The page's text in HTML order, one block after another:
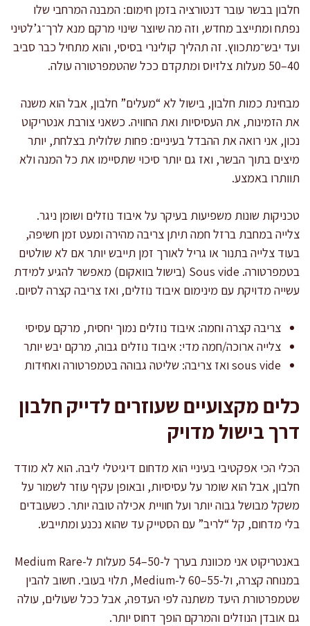
חלבון בבשר עובר דנטורציה בזמן חימום: המבנה המרחבי שלו
נפתח ומתייצב מחדש, וזה מה שיוצר שינוי מרקם מנא לרך־ג’לטיני
ועד יבש־מתכווץ. זה תהליך קולינרי בסיסי, והוא מתחיל כבר סביב
40–50 מעלות צלזיוס ומתקדם ככל שהטמפרטורה עולה.
מבחינת כמות חלבון, בישול לא “מעלים” חלבון, אבל הוא משנה
את הזמינות, את העסיסיות ואת החוויה. כשאני צורבת אנטריקוט
נכון, אני רואה את ההבדל בעיניים: פחות שלולית בצלחת, יותר
מיצים בתוך הבשר, ואז גם יותר סיכוי שתסיימו את כל המנה ולא
תוותרו באמצע.
טכניקות שונות משפיעות בעיקר על איבוד נוזלים ושומן ניגר.
צלייה במחבת ברזל חמה תיתן צריבה מהירה ומעט זמן חשיפה,
בעוד צלייה בתנור או גריל לאורך זמן תייבש יותר אם לא שולטים
בטמפרטורה. Sous vide (בישול בוואקום) מאפשר להגיע למידת
עשייה מדויקת עם מינימום איבוד נוזלים, ואז צריבה קצרה לסיום.
צריבה קצרה וחמה: איבוד נוזלים נמוך יחסית, מרקם עסיסי
צלייה ארוכה/חמה מדי: איבוד נוזלים גבוה, מרקם יבש יותר
sous vide ואז צריבה: שליטה גבוהה בטמפרטורה ואחידות
כלים מקצועיים שעוזרים לדייק חלבון
דרך בישול מדויק
הכלי הכי אפקטיבי בעיניי הוא מדחום דיגיטלי ליבה. הוא לא מודד
חלבון, אבל הוא שומר על עסיסיות, ובאופן עקיף עוזר לשמור על
משקל מבושל גבוה יותר ועל חוויית אכילה טובה יותר. כשעובדים
בלי מדחום, קל “לריב” עם הסטייק עד שהוא נכנע ומתייבש.
באנטריקוט אני מכוונת בערך ל-50–54 מעלות ל-Medium Rare
במנוחה קצרה, ול-55–60 ל-Medium, תלוי בעובי. חשוב להבין
שטמפרטורת היעד משתנה לפי העדפה, אבל ככל שעולים, עולה
גם אובדן הנוזלים והמרקם הופך דחוס יותר.